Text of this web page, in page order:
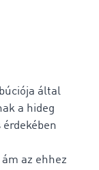
által
a hideg
az ehhez